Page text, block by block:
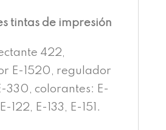
tintas de impresión
422,
E-1520, regulador
330, colorantes: E-
122, E-133, E-151.